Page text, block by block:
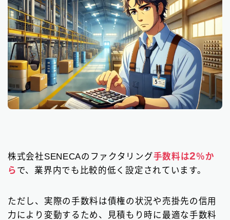
株式会社SENECAのファクタリング手数料は2％か
ら で、業界内でも比較的低く設定されています。
ただし、実際の手数料は債権の状況や売掛先の信用
力により変動するため、見積もり時に最適な手数料